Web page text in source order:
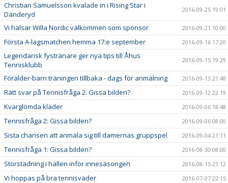
Christian Samuelsson kvalade in i Rising Star i
Danderyd
2016-09-25 19:01
Vi hälsar Willa Nordic välkommen som sponsor 2016-09-21 10:00
Första A-lagsmatchen hemma 17:e september 2016-09-16 17:20
Legendarisk fystränare ger nya tips till Åhus
Tennisklubb
2016-09-15 19:29
Förälder-barn träningen tillbaka - dags för anmälning 2016-09-13 21:48
Rätt svar på Tennisfråga 2: Gissa bilden? 2016-09-12 22:19
Kvarglömda kläder 2016-09-06 18:48
Tennisfråga 2: Gissa bilden? 2016-09-06 08:00
Sista chansen att anmäla sig till damernas gruppspel 2016-09-04 21:11
Tennisfråga 1: Gissa bilden? 2016-08-30 08:00
Storstädning i hallen inför innesäsongen 2016-08-15 21:12
Vi hoppas på bra tennisväder 2016-07-07 22:15